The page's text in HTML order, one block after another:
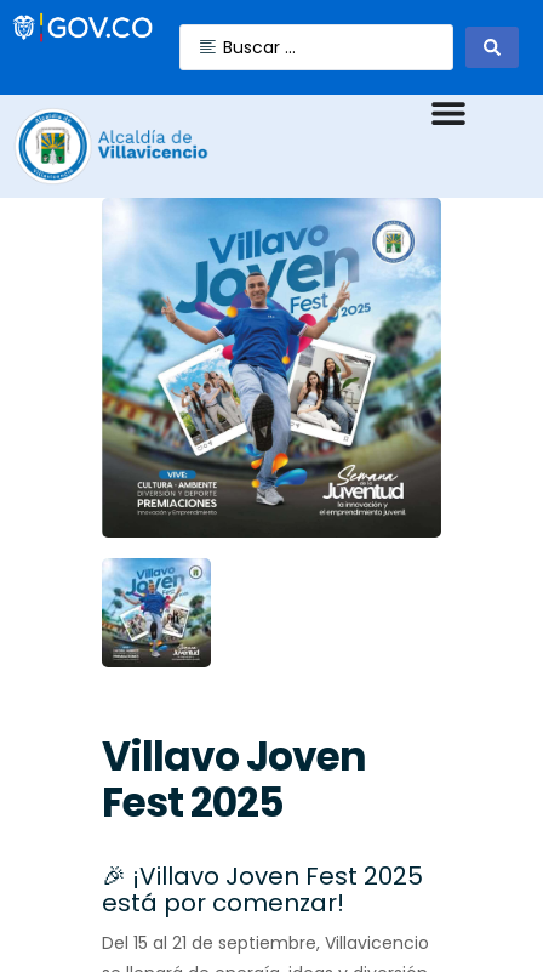
Villavo Joven
Fest 2025
🎉 ¡Villavo Joven Fest 2025
está por comenzar!
Del 15 al 21 de septiembre, Villavicencio